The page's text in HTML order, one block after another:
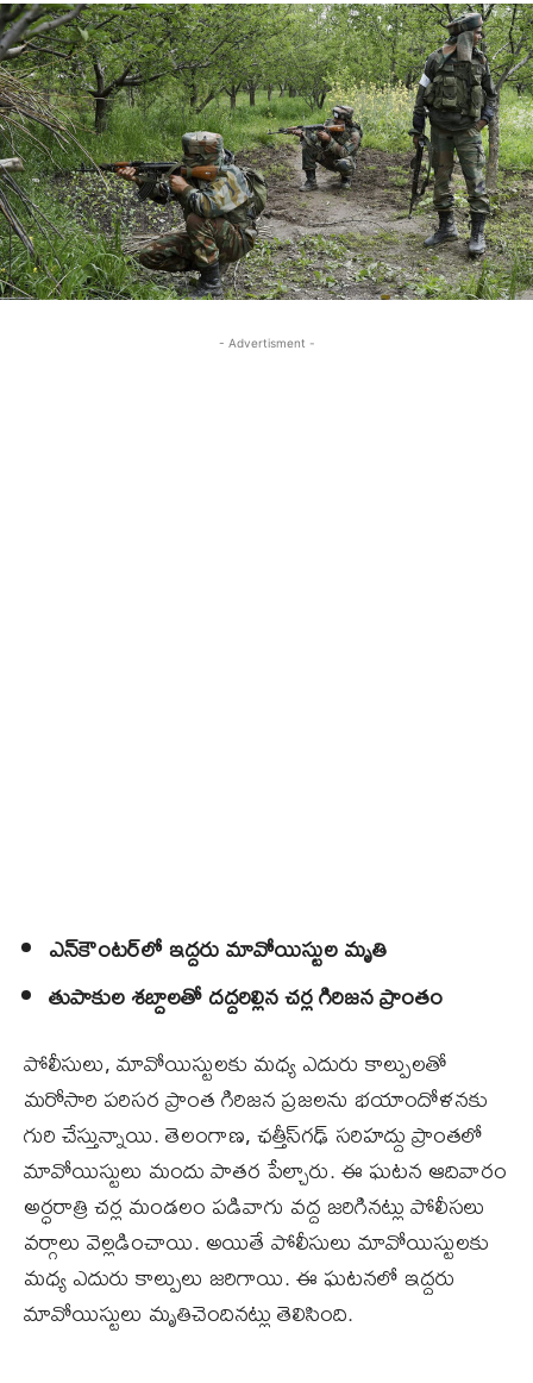
- Advertisment -
ఎన్‌కౌంటర్‌లో ఇద్దరు మావోయిస్టుల మృతి
తుపాకుల శబ్దాలతో దద్దరిల్లిన చర్ల గిరిజన ప్రాంతం
పోలీసులు, మావోయిస్టులకు మధ్య ఎదురు కాల్పులతో
మరోసారి పరిసర ప్రాంత గిరిజన ప్రజలను భయాందోళనకు
గురి చేస్తున్నాయి. తెలంగాణ, ఛత్తీస్‌గఢ్‌ సరిహద్దు ప్రాంతలో
మావోయిస్టులు మందు పాతర పేల్చారు. ఈ ఘటన ఆదివారం
అర్ధరాత్రి చర్ల మండలం పడివాగు వద్ద జరిగినట్లు పోలీసలు
వర్గాలు వెల్లడించాయి. అయితే పోలీసులు మావోయిస్టులకు
మధ్య ఎదురు కాల్పులు జరిగాయి. ఈ ఘటనలో ఇద్దరు
మావోయిస్టులు మృతిచెందినట్లు తెలిసింది.